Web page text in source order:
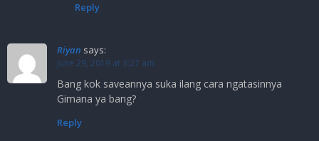
Reply
Riyan says:
June 29, 2019 at 3:27 am
Bang kok saveannya suka ilang cara ngatasinnya
Gimana ya bang?
Reply